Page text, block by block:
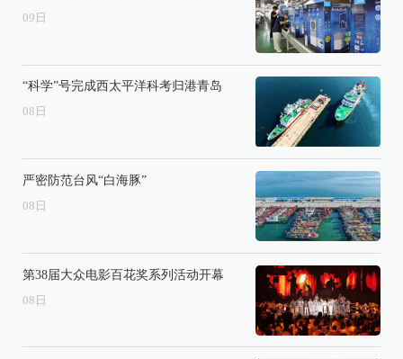
09 日
“科学”号完成西太平洋科考归港青岛
08 日
严密防范台风“白海豚”
08 日
第38届大众电影百花奖系列活动开幕
08 日